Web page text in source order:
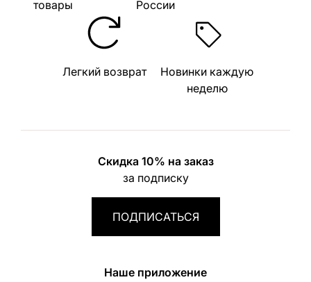
товары
России
Легкий возврат
Новинки каждую
неделю
Скидка 10% на заказ
за подписку
ПОДПИСАТЬСЯ
Наше приложение